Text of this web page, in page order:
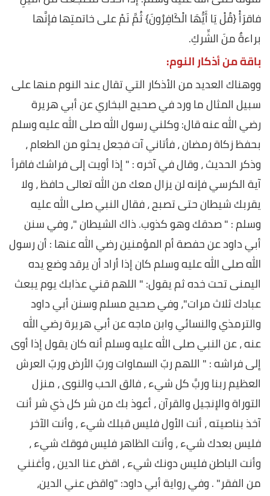
فاقرَأْ {قُلْ يَا أَيُّهَا الْكَافِرُونَ} ثُمَّ نَمْ على خاتمتِها فإنَّها
براءةٌ منَ الشِّركِ.
باقة من أذكار النوم:
ووهناك العديد من الأذكار التي تقال عند النوم منها على
سبيل المثال ما ورد في صحيح البخاري عن أبي هريرة
رضي الله عنه قال: وكلني رسول الله صلى الله عليه وسلم
بحفظ زكاة رمضان ، فأتاني آت فجعل يحثو من الطعام ،
وذكر الحديث ، وقال في آخره : " إذا أويت إلى فراشك فاقرأ
آية الكرسي فإنه لن يزال معك من الله تعالى حافظ ، ولا
يقربك شيطان حتى تصبح ، فقال النبي صلى الله عليه
وسلم : " صدقك وهو كذوب. ذاك الشيطان "، وفي سنن
أبي داود عن حفصة أم المؤمنين رضي الله عنها : أن رسول
الله صلى الله عليه وسلم كان إذا أراد أن يرقد وضع يده
اليمنى تحت خده ثم يقول: " اللهم قني عذابك يوم يبعث
عبادك ثلاث مرات"، وفي صحيح مسلم وسنن أبي داود
والترمذي والنسائي وابن ماجه عن أبي هريرة رضي الله
عنه ، عن النبي صلى الله عليه وسلم أنه كان يقول إذا أوى
إلى فراشه : " اللهم ربّ السماوات وربّ الأرض وربّ العرش
العظيم ربنا وربَّ كل شيء ، فالق الحب والنوى ، منزل
التوراة والإنجيل والقرآن ، أعوذ بك من شر كل ذي شر أنت
آخذ بناصيته ، أنت الأول فليس قبلك شيء ، وأنت الآخر
فليس بعدك شيء ، وأنت الظاهر فليس فوقك شيء ،
وأنت الباطن فليس دونك شيء ، اقض عنا الدين ، وأغنني
من الفقر" . وفي رواية أبي داود: "واقض عني الدين،